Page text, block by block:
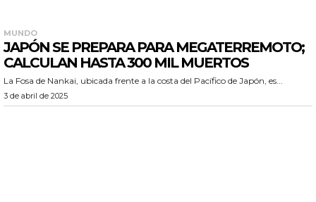
MUNDO
JAPÓN SE PREPARA PARA MEGATERREMOTO;
CALCULAN HASTA 300 MIL MUERTOS
La Fosa de Nankai, ubicada frente a la costa del Pacífico de Japón, es...
3 de abril de 2025